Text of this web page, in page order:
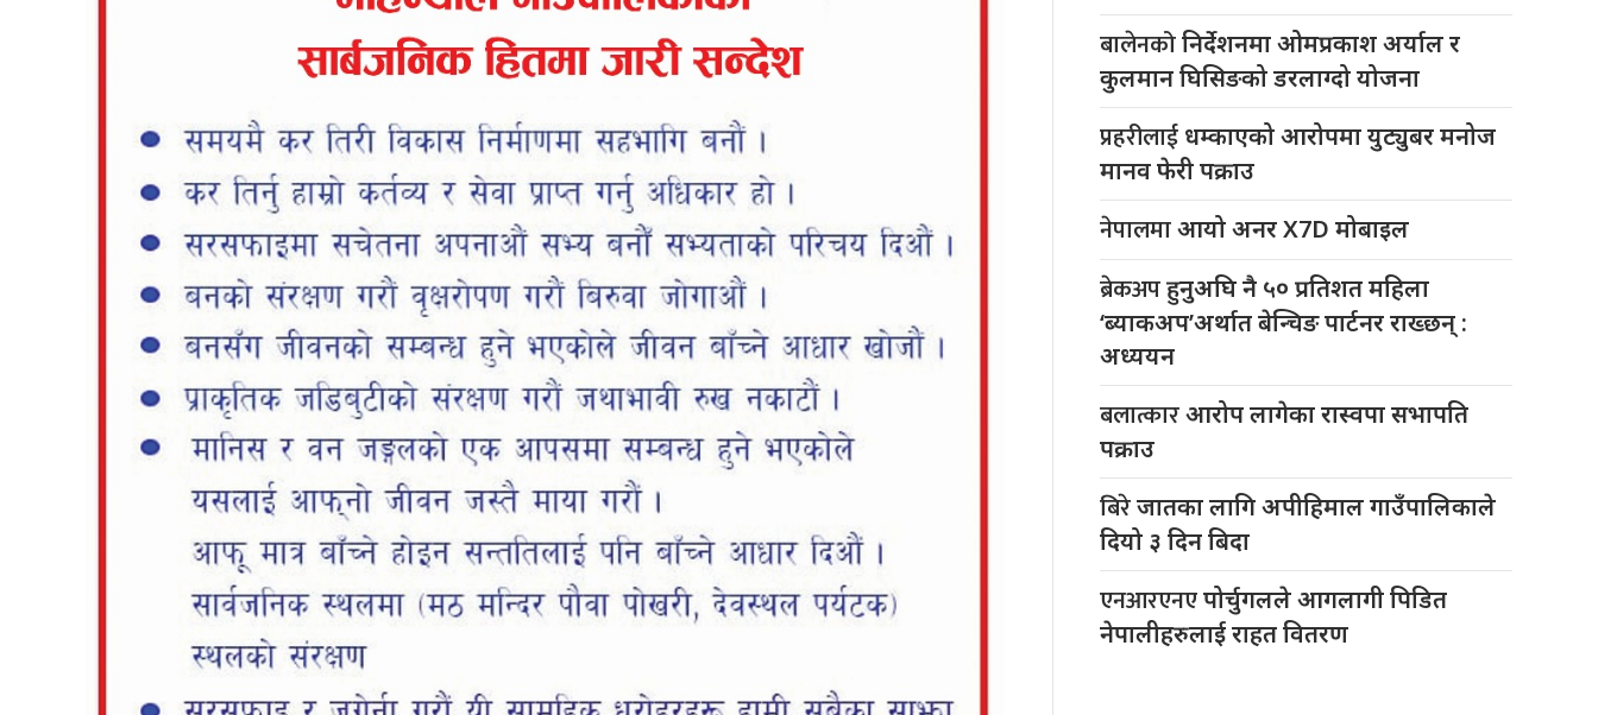
बालेनकोनिर्देशनमा ओमप्रकाश अर्याल र
कुलमान घिसिङको डरलाग्दो योजना
प्रहरीलाई धम्काएको आरोपमा युट्युबर मनोज
मानव फेरी पक्राउ
नेपालमाआयो अनर X7D मोबाइल
ब्रेकअपहुनुअघि नै ५० प्रतिशत महिला
‘ब्याकअप’अर्थात बेन्चिङ पार्टनर राख्छन् :
अध्ययन
बलात्कारआरोप लागेका रास्वपा सभापति
पक्राउ
बिरेजातका लागि अपीहिमाल गाउँपालिकाले
दियो ३ दिन बिदा
एनआरएनएपोर्चुगलले आगलागी पिडित
नेपालीहरुलाई राहत वितरण